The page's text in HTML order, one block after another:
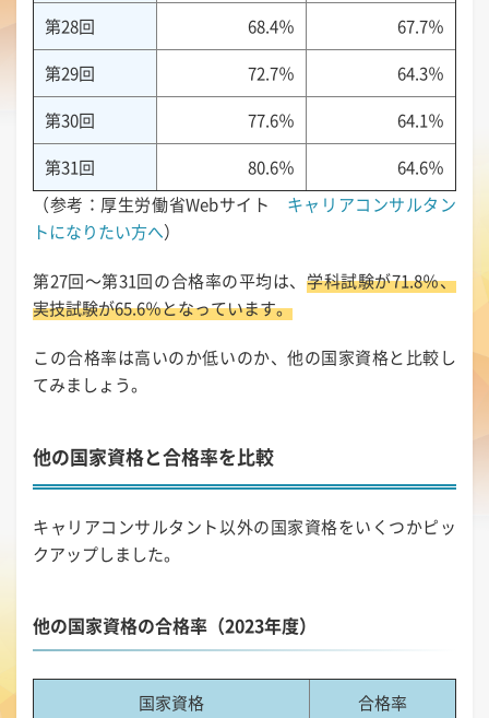
第28回 68.4％
67.7％
第29回
72.7％
64.3％
第30回
77.6％
64.1％
第31回
80.6％
64.6％
（参考：厚生労働省Webサイト キャリアコンサルタン
トになりたい方へ）
第27回～第31回の合格率の平均は、学科試験が71.8％、
実技試験が65.6％となっています。
この合格率は高いのか低いのか、他の国家資格と比較し
てみましょう。
他の国家資格と合格率を比較
キャリアコンサルタント以外の国家資格をいくつかピッ
クアップしました。
他の国家資格の合格率（2023年度）
国家資格
合格率